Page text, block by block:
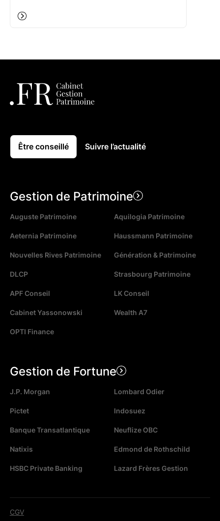
Être conseillé Suivre l’actualité
Gestion de Patrimoine
Auguste Patrimoine Aquilogia Patrimoine
Aeternia Patrimoine Haussmann Patrimoine
Nouvelles Rives Patrimoine Génération & Patrimoine
DLCP Strasbourg Patrimoine
APF Conseil LK Conseil
Cabinet Yassonowski Wealth A7
OPTI Finance
Gestion de Fortune
J.P. Morgan Lombard Odier
Pictet Indosuez
Banque Transatlantique Neuflize OBC
Natixis Edmond de Rothschild
HSBC Private Banking Lazard Frères Gestion
CGV